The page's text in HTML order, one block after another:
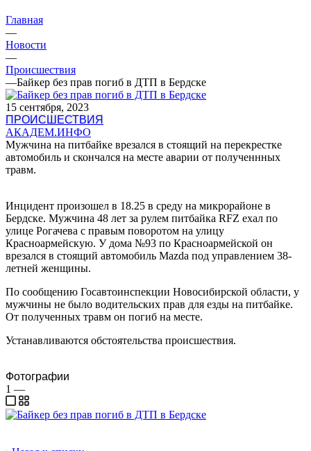
Главная
—
Новости
—
Происшествия
—Байкер без прав погиб в ДТП в Бердске
15 сентября, 2023
ПРОИСШЕСТВИЯ
АКАДЕМ.ИНФО
Мужчина на питбайке врезался в стоящий на перекрестке
автомобиль и скончался на месте аварии от полученнных
травм.
Инцидент произошел в 18.25 в среду на микрорайоне в
Бердске. Мужчина 48 лет за рулем питбайка RFZ ехал по
улице Рогачева с правым поворотом на улицу
Красноармейскую. У дома №93 по Красноармейской он
врезался в стоящий автомобиль Mazda под управлением 38-
летней женщины.
По сообщению Госавтоинспекции Новосибирской области, у
мужчины не было водительских прав для езды на питбайке.
От полученных травм он погиб на месте.
Устанавливаются обстоятельства происшествия.
Фотографии
1 —